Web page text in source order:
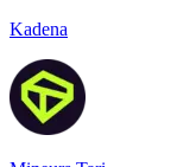
Kadena